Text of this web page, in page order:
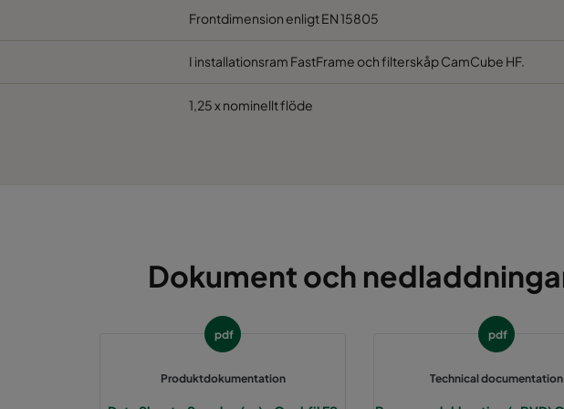
Frontdimension enligt EN 15805
I installationsram FastFrame och filterskåp CamCube HF.
1,25 x nominellt flöde
Dokument och
pdf
Produktdokumentation
pdf
Technical documentation